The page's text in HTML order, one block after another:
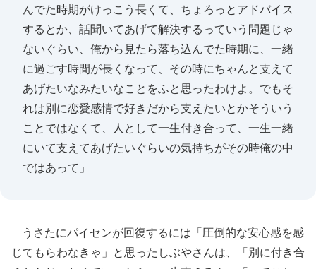
んでた時期がけっこう長くて、ちょろっとアドバイス
するとか、話聞いてあげて解決するっていう問題じゃ
ないぐらい、俺から見たら落ち込んでた時期に、一緒
に過ごす時間が長くなって、その時にちゃんと支えて
あげたいなみたいなことをふと思ったわけよ。でもそ
れは別に恋愛感情で好きだから支えたいとかそういう
ことではなくて、人として一生付き合って、一生一緒
にいて支えてあげたいぐらいの気持ちがその時俺の中
ではあって」
うさたにパイセンが回復するには「圧倒的な安心感を感
じてもらわなきゃ」と思ったしぶやさんは、「別に付き合